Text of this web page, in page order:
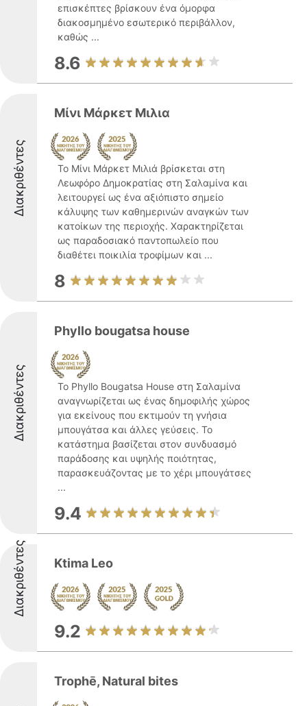
επισκέπτες βρίσκουν ένα όμορφα
διακοσμημένο εσωτερικό περιβάλλον,
καθώς ...
8.6
Διακριθέντες
Μίνι Μάρκετ Μιλια
Το Μίνι Μάρκετ Μιλιά βρίσκεται στη
Λεωφόρο Δημοκρατίας στη Σαλαμίνα και
λειτουργεί ως ένα αξιόπιστο σημείο
κάλυψης των καθημερινών αναγκών των
κατοίκων της περιοχής. Χαρακτηρίζεται
ως παραδοσιακό παντοπωλείο που
διαθέτει ποικιλία τροφίμων και ...
8
Διακριθέντες
Phyllo bougatsa house
Το Phyllo Bougatsa House στη Σαλαμίνα
αναγνωρίζεται ως ένας δημοφιλής χώρος
για εκείνους που εκτιμούν τη γνήσια
μπουγάτσα και άλλες γεύσεις. Το
κατάστημα βασίζεται στον συνδυασμό
παράδοσης και υψηλής ποιότητας,
παρασκευάζοντας με το χέρι μπουγάτσες
...
9.4
Διακριθέντες Ktima Leo
9.2
Trophē, Natural bites